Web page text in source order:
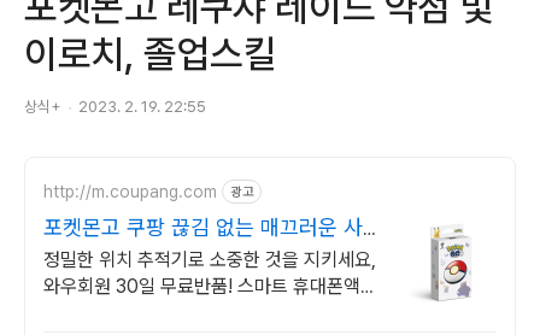
이로치, 졸업스킬
상식+ 2023. 2. 19. 22:55
http://m.coupang.com 광고
포켓몬고 쿠팡 끊김 없는 매끄러운 사
용감
정밀한 위치 추적기로 소중한 것을 지키세요,
와우회원 30일 무료반품! 스마트 휴대폰액